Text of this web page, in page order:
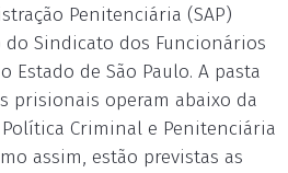
Penitenciária (SAP)
Sindicato dos Funcionários
Estado de São Paulo. A pasta
prisionais operam abaixo da
Criminal e Penitenciária
assim, estão previstas as